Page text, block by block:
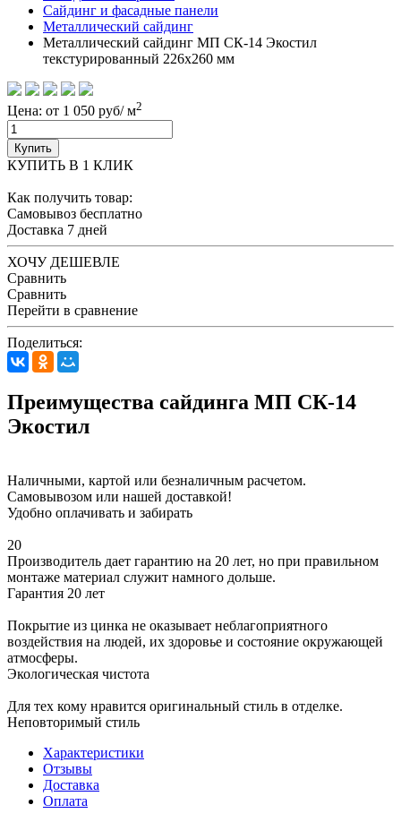
Сайдинг и фасадные панели
Металлический сайдинг
Металлический сайдинг МП СК-14 Экостил
текстурированный 226x260 мм
Цена: от 1 050 руб/ м2
Купить
КУПИТЬ В 1 КЛИК
Как получить товар:
Самовывоз бесплатно
Доставка 7 дней
ХОЧУ ДЕШЕВЛЕ
Сравнить
Сравнить
Перейти в сравнение
Поделиться:
Преимущества сайдинга МП СК-14
Экостил
Наличными, картой или безналичным расчетом.
Самовывозом или нашей доставкой!
Удобно оплачивать и забирать
20
Производитель дает гарантию на 20 лет, но при правильном
монтаже материал служит намного дольше.
Гарантия 20 лет
Покрытие из цинка не оказывает неблагоприятного
воздействия на людей, их здоровье и состояние окружающей
атмосферы.
Экологическая чистота
Для тех кому нравится оригинальный стиль в отделке.
Неповторимый стиль
Характеристики
Отзывы
Доставка
Оплата